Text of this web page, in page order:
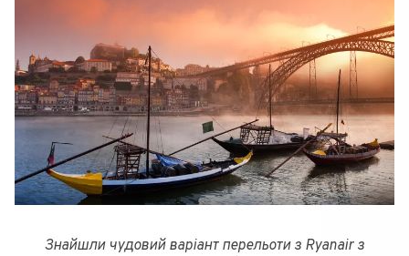
Знайшли чудовий варіант перельоти з Ryanair з